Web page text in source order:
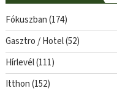
Fókuszban(174)
Gasztro / Hotel(52)
Hírlevél(111)
Itthon(152)